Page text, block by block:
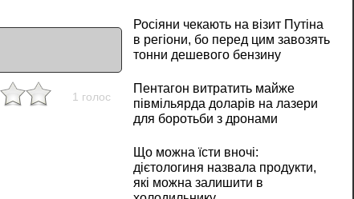
1 голос
Росіяни чекають на візит Путіна
в регіони, бо перед цим завозять
тонни дешевого бензину
Пентагон витратить майже
півмільярда доларів на лазери
для боротьби з дронами
Що можна їсти вночі:
дієтологиня назвала продукти,
які можна залишити в